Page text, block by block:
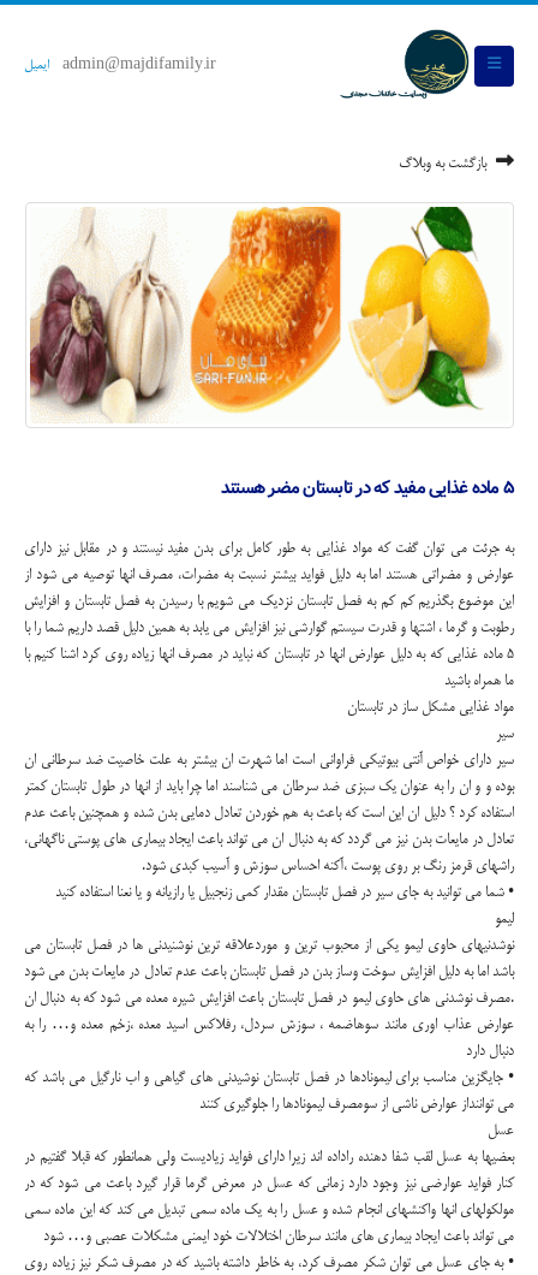
admin@majdifamily.ir ایمیل
بازگشت به وبلاگ
۵ ماده غذایی مفید که در تابستان مضر هستند
به جرئت می توان گفت که مواد غذایی به طور کامل برای بدن مفید نیستند و در مقابل نیز دارای
عوارض و مضراتی هستند اما به دلیل فواید بیشتر نسبت به مضرات، مصرف انها توصیه می شود از
این موضوع بگذریم کم کم به فصل تابستان نزدیک می شویم با رسیدن به فصل تابستان و افزایش
رطوبت و گرما ، اشتها و قدرت سیستم گوارشی نیز افزایش می یابد به همین دلیل قصد داریم شما را با
۵ ماده غذایی که به دلیل عوارض انها در تابستان که نباید در مصرف انها زیاده روی کرد اشنا کنیم با
ما همراه باشید
مواد غذایی مشکل ساز در تابستان
سیر
سیر دارای خواص آنتی بیوتیکی فراوانی است اما شهرت ان بیشتر به علت خاصیت ضد سرطانی ان
بوده و و ان را به عنوان یک سبزی ضد سرطان می شناسند اما چرا باید از انها در طول تابستان کمتر
استفاده کرد ؟ دلیل ان این است که باعث به هم خوردن تعادل دمایی بدن شده و همچنین باعث عدم
تعادل در مایعات بدن نیز می گردد که به دنبال ان می تواند باعث ایجاد بیماری های پوستی ناگهانی،
راشهای قرمز رنگ بر روی پوست ،آکنه احساس سوزش و آسیب کبدی شود.
• شما می توانید به جای سیر در فصل تابستان مقدار کمی زنجبیل یا رازیانه و یا نعنا استفاده کنید
لیمو
نوشدنیهای حاوی لیمو یکی از محبوب ترین و موردعلاقه ترین نوشنیدنی ها در فصل تابستان می
باشد اما به دلیل افزایش سوخت وساز بدن در فصل تابستان باعث عدم تعادل در مایعات بدن می شود
.مصرف نوشدنی های حاوی لیمو در فصل تابستان باعث افزایش شیره معده می شود که به دنبال ان
عوارض عذاب اوری مانند سوهاضمه ، سوزش سردل، رفلاکس اسید معده ،زخم معده و… را به
دنبال دارد
• جایگزین مناسب برای لیمونادها در فصل تابستان نوشیدنی های گیاهی و اب نارگیل می باشد که
می تواننداز عوارض ناشی از سومصرف لیمونادها را جلوگیری کنند
عسل
بعضیها به عسل لقب شفا دهنده راداده اند زیرا دارای فواید زیادیست ولی همانطور که قبلا گفتیم در
کنار فواید عوارضی نیز وجود دارد زمانی که عسل در معرض گرما قرار گیرد باعث می شود که در
مولکولهای انها واکنشهای انجام شده و عسل را به یک ماده سمی تبدیل می کند که این ماده سمی
می تواند باعث ایجاد بیماری های مانند سرطان اختلالات خود ایمنی مشکلات عصبی و… شود
• به جای عسل می توان شکر مصرف کرد، به خاطر داشته باشید که در مصرف شکر نیز زیاده روی